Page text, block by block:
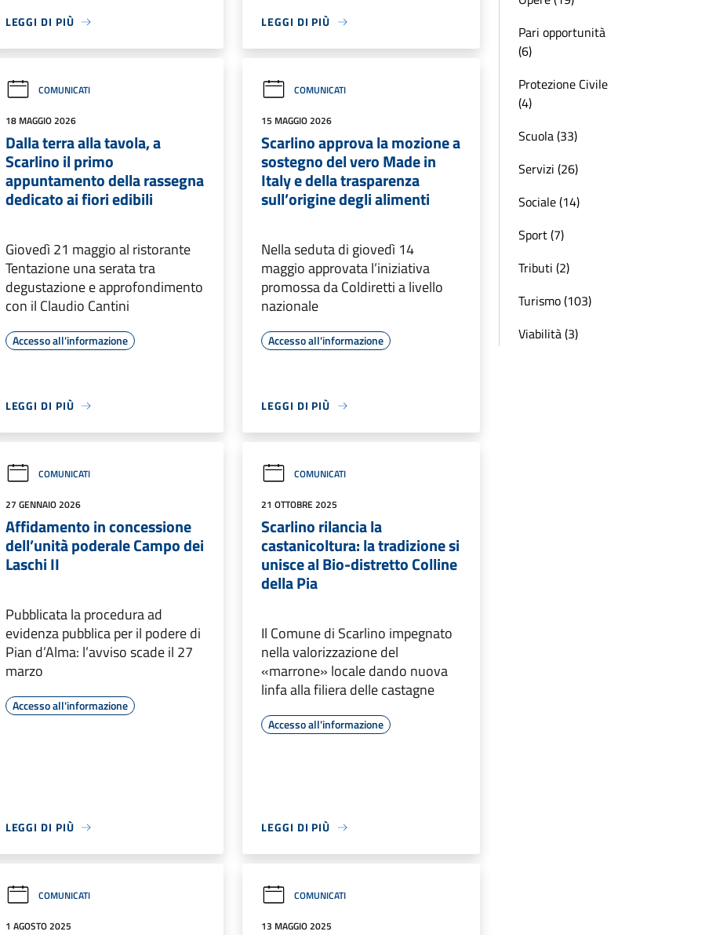
LEGGI DI PIÙ LEGGI DI PIÙ
COMUNICATI
18 MAGGIO 2026
Dalla terra alla tavola, a
Scarlino il primo
appuntamento della rassegna
dedicato ai fiori edibili
Giovedì 21 maggio al ristorante
Tentazione una serata tra
degustazione e approfondimento
con il Claudio Cantini
Accesso all'informazione
LEGGI DI PIÙ
COMUNICATI
15 MAGGIO 2026
Scarlino approva la mozione a
sostegno del vero Made in
Italy e della trasparenza
sull’origine degli alimenti
Nella seduta di giovedì 14
maggio approvata l’iniziativa
promossa da Coldiretti a livello
nazionale
Accesso all'informazione
LEGGI DI PIÙ
COMUNICATI
27 GENNAIO 2026
Affidamento in concessione
dell’unità poderale Campo dei
Laschi II
Pubblicata la procedura ad
evidenza pubblica per il podere di
Pian d’Alma: l’avviso scade il 27
marzo
Accesso all'informazione
LEGGI DI PIÙ
COMUNICATI
21 OTTOBRE 2025
Scarlino rilancia la
castanicoltura: la tradizione si
unisce al Bio-distretto Colline
della Pia
Il Comune di Scarlino impegnato
nella valorizzazione del
«marrone» locale dando nuova
linfa alla filiera delle castagne
Accesso all'informazione
LEGGI DI PIÙ
COMUNICATI
1 AGOSTO 2025
COMUNICATI
13 MAGGIO 2025
Pari opportunità
(6)
Protezione Civile
(4)
Scuola (33)
Servizi (26)
Sociale (14)
Sport (7)
Tributi (2)
Turismo (103)
Viabilità (3)